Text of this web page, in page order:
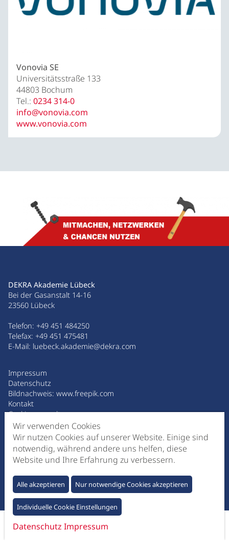
Vonovia SE
Universitätsstraße 133
44803 Bochum
Tel.: 0234 314-0
info@vonovia.com
www.vonovia.com
DEKRA Akademie Lübeck
Bei der Gasanstalt 14-16
23560 Lübeck
Telefon: +49 451 484250
Telefax: +49 451 475481
E-Mail: luebeck.akademie@dekra.com
Impressum
Datenschutz
Bildnachweis: www.freepik.com
Kontakt
Cookies verwalten
MESSE HANDFEST
02. Juli 2026 | 09.30 - 14.00 Uhr
© MESSE HANDFEST
Wir verwenden Cookies
Wir nutzen Cookies auf unserer Website. Einige sind
notwendig, während andere uns helfen, diese
Website und Ihre Erfahrung zu verbessern.
Alle akzeptieren Nur notwendige Cookies akzeptieren
Individuelle Cookie Einstellungen
Datenschutz Impressum